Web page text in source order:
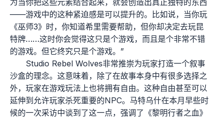
为当你把这些元素结合起来，就会创造出真正独特的东西
——游戏中的这种紧迫感是可以提升的。比如说，当你玩
《巫师3》时，你知道希里需要帮助，但你却决定去玩昆
特牌……这时你会觉得这只是个游戏，而且是个非常不错
的游戏。但它终究只是个游戏。”
Studio Rebel Wolves非常推崇为玩家打造一个叙事
沙盒的理念。这意味着，除了在故事本身中有很多选择之
外，玩家在游戏玩法上也将拥有自由。这种自由甚至可以
延伸到允许玩家杀死重要的NPC。马特乌什在本月早些时
候的一次采访中谈到了这一点，强调了《黎明行者之血》